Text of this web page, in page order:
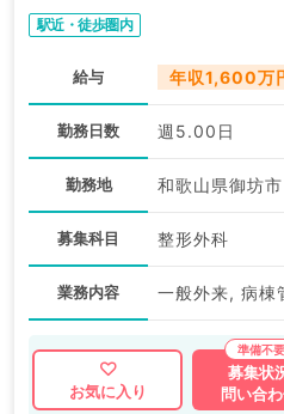
駅近・徒歩圏内
給与 年収1,600万
勤務日数 週5.00日
勤務地 和歌山県御坊市
募集科目 整形外科
業務内容 一般外来, 病棟
お気に入り
募集状
問い合